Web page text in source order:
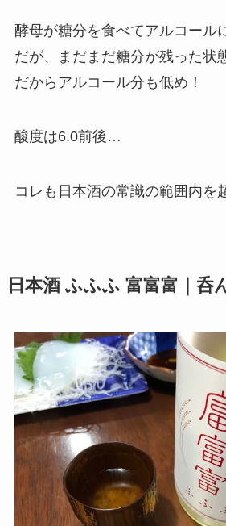
酵母が糖分を食べてアルコール
だが、まだまだ糖分が残った
だからアルコール分も低め！
酸度は6.0前後…
コレも日本酒の常識の範囲内を
日本酒 ふふふ 富富富｜呑